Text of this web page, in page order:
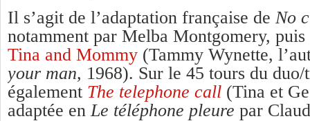
Il s’agit de l’adaptation française de No
notamment par Melba Montgomery,
Tina and Mommy (Tammy Wynette,
your man, 1968). Sur le 45 tours du
également The telephone call (Tina et
adaptée en Le téléphone pleure par